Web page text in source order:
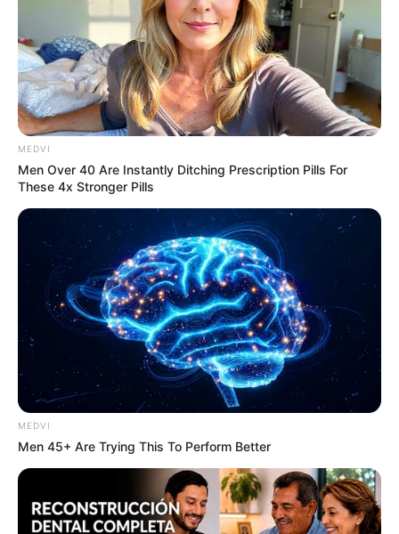
Why this ordinary drink is the secret to feeling
your best every day
CTA LOVE
Olena Zelenska's Life Changed Overnight
MEDVI
Men Over 40 Are Instantly Ditching Prescription Pills For
These 4x Stronger Pills
MEDVI
Men 45+ Are Trying This To Perform Better